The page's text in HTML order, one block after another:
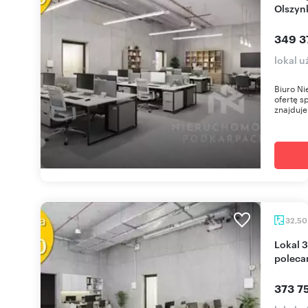
349
lokal
Biuro
ofertę
32,50
Lokal 32,5 m² w prestiżowym Olszynki Park
373